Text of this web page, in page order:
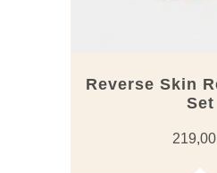
Reverse Skin
Set
219,00